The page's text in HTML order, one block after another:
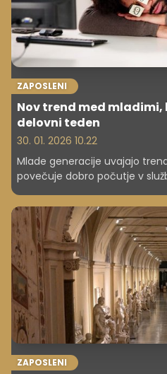
ZAPOSLENI
Nov trend med mladimi,
delovni teden
30. 01. 2026 10.22
Mlade generacije uvajajo
povečuje dobro počutje v
ZAPOSLENI